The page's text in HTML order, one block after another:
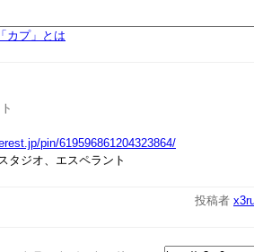
カプ」とは
pin/619596861204323864/
タジオ、エスペラント
投稿者